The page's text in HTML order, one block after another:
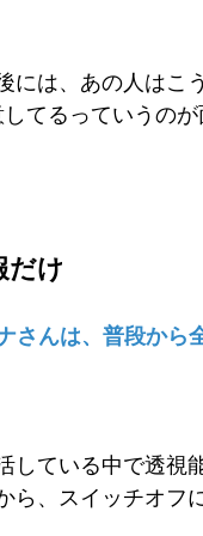
には、あの人は
てるっていうのが
だけ
さんは、普段から
している中で透視
ら、スイッチオフ